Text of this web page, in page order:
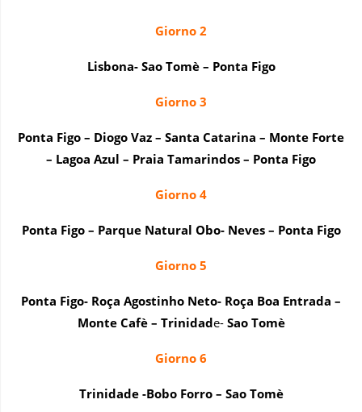
Giorno 2
Lisbona- Sao Tomè – Ponta Figo
Giorno 3
Ponta Figo – Diogo Vaz – Santa Catarina – Monte Forte
– Lagoa Azul – Praia Tamarindos – Ponta Figo
Giorno 4
Ponta Figo – Parque Natural Obo- Neves – Ponta Figo
Giorno 5
Ponta Figo- Roça Agostinho Neto- Roça Boa Entrada –
Monte Cafè – Trinidade-Sao Tomè
Giorno 6
Trinidade -Bobo Forro – Sao Tomè